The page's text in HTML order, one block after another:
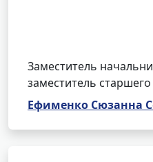
Заместитель
заместитель
Ефименко Сюзанна